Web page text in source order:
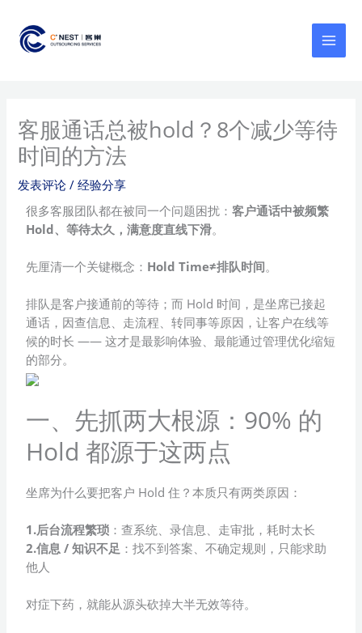
客服通话总被hold？8个减少等待
时间的方法
发表评论 /经验分享
很多客服团队都在被同一个问题困扰：客户通话中被频繁
Hold、等待太久，满意度直线下滑。
先厘清一个关键概念： Hold Time≠排队时间。
排队是客户接通前的等待；而 Hold 时间，是坐席已接起
通话，因查信息、走流程、转同事等原因，让客户在线等
候的时长 —— 这才是最影响体验、最能通过管理优化缩短
的部分。
一、先抓两大根源：90% 的
Hold 都源于这两点
坐席为什么要把客户 Hold 住？本质只有两类原因：
1.后台流程繁琐 ：查系统、录信息、走审批，耗时太长
2.信息 / 知识不足 ：找不到答案、不确定规则，只能求助
他人
对症下药，就能从源头砍掉大半无效等待。